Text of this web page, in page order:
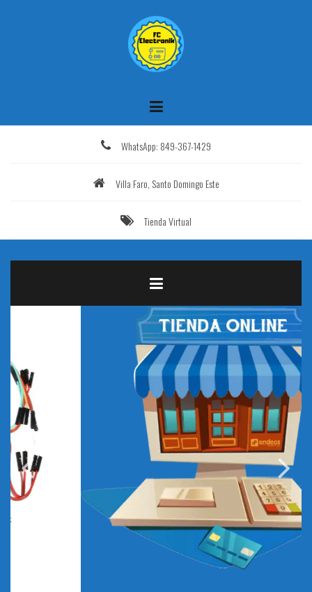
WhatsApp: 849-367-1429
Villa Faro, Santo Domingo Este
Tienda Virtual